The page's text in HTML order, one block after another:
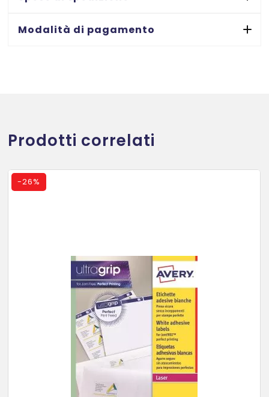
Modalità di pagamento
Prodotti correlati
-26%